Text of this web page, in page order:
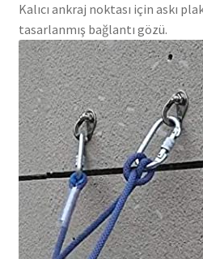
Kalıcı ankraj noktası için askı
tasarlanmış bağlantı gözü.